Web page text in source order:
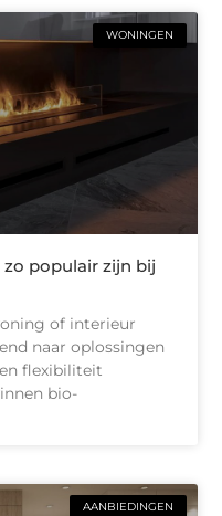
WONINGEN
populair zijn bij
of interieur
naar oplossingen
flexibiliteit
bio-
AANBIEDINGEN